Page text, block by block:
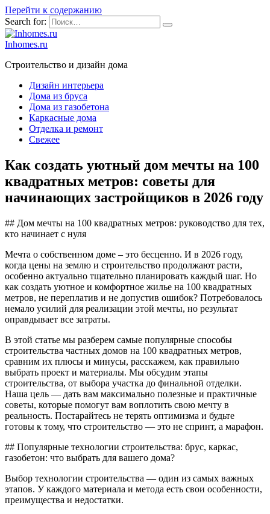
Перейти к содержанию
Search for:
Inhomes.ru
Строительство и дизайн дома
Дизайн интерьера
Дома из бруса
Дома из газобетона
Каркасные дома
Отделка и ремонт
Свежее
Как создать уютный дом мечты на 100
квадратных метров: советы для
начинающих застройщиков в 2026 году
## Дом мечты на 100 квадратных метров: руководство для тех,
кто начинает с нуля
Мечта о собственном доме – это бесценно. И в 2026 году,
когда цены на землю и строительство продолжают расти,
особенно актуально тщательно планировать каждый шаг. Но
как создать уютное и комфортное жилье на 100 квадратных
метров, не переплатив и не допустив ошибок? Потребовалось
немало усилий для реализации этой мечты, но результат
оправдывает все затраты.
В этой статье мы разберем самые популярные способы
строительства частных домов на 100 квадратных метров,
сравним их плюсы и минусы, расскажем, как правильно
выбрать проект и материалы. Мы обсудим этапы
строительства, от выбора участка до финальной отделки.
Наша цель — дать вам максимально полезные и практичные
советы, которые помогут вам воплотить свою мечту в
реальность. Постарайтесь не терять оптимизма и будьте
готовы к тому, что строительство — это не спринт, а марафон.
## Популярные технологии строительства: брус, каркас,
газобетон: что выбрать для вашего дома?
Выбор технологии строительства — один из самых важных
этапов. У каждого материала и метода есть свои особенности,
преимущества и недостатки.